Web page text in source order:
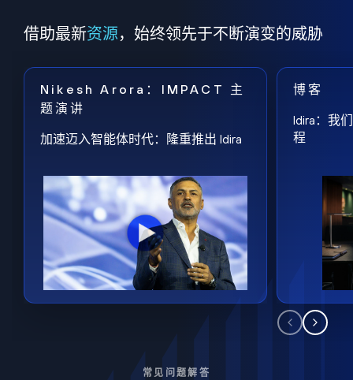
借助最新资源，始终领先于不断演变的威胁
Nikesh Arora：IMPACT 主
题演讲
加速迈入智能体时代：隆重推出 Idira
博客
Idira：我
程
常见问题解答